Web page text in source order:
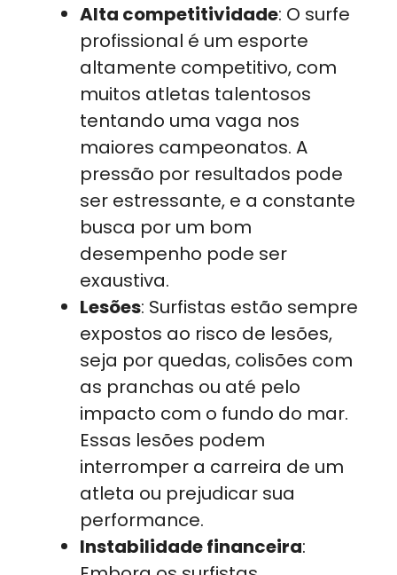
Alta competitividade: O surfe
profissional é um esporte
altamente competitivo, com
muitos atletas talentosos
tentando uma vaga nos
maiores campeonatos. A
pressão por resultados pode
ser estressante, e a constante
busca por um bom
desempenho pode ser
exaustiva.
Lesões: Surfistas estão sempre
expostos ao risco de lesões,
seja por quedas, colisões com
as pranchas ou até pelo
impacto com o fundo do mar.
Essas lesões podem
interromper a carreira de um
atleta ou prejudicar sua
performance.
Instabilidade financeira: